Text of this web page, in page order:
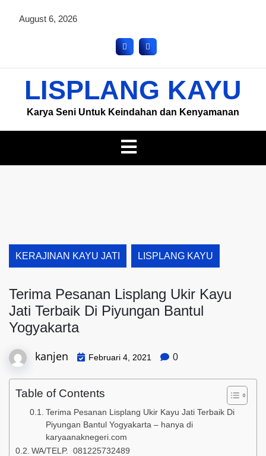
August 6, 2026
LISPLANG KAYU
Karya Seni Untuk Keindahan dan Kenyamanan
KERAJINAN KAYU JATI LISPLANG KAYU
Terima Pesanan Lisplang Ukir Kayu
Jati Terbaik Di Piyungan Bantul
Yogyakarta
kanjen Februari 4, 2021 0
Table of Contents
Terima Pesanan Lisplang Ukir Kayu Jati Terbaik Di
Piyungan Bantul Yogyakarta – hanya di
karyaanaknegeri.com
WA/TELP. 081225732489